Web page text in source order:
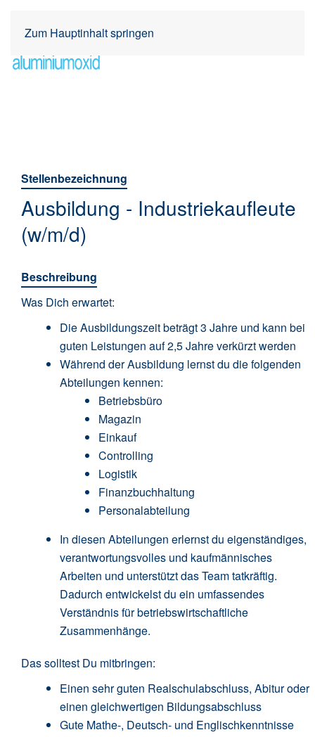
Zum Hauptinhalt springen
Stellenbezeichnung
Ausbildung - Industriekaufleute
(w/m/d)
Beschreibung
Was Dich erwartet:
Die Ausbildungszeit beträgt 3 Jahre und kann bei
guten Leistungen auf 2,5 Jahre verkürzt werden
Während der Ausbildung lernst du die folgenden
Abteilungen kennen:
Betriebsbüro
Magazin
Einkauf
Controlling
Logistik
Finanzbuchhaltung
Personalabteilung
In diesen Abteilungen erlernst du eigenständiges,
verantwortungsvolles und kaufmännisches
Arbeiten und unterstützt das Team tatkräftig.
Dadurch entwickelst du ein umfassendes
Verständnis für betriebswirtschaftliche
Zusammenhänge.
Das solltest Du mitbringen:
Einen sehr guten Realschulabschluss, Abitur oder
einen gleichwertigen Bildungsabschluss
Gute Mathe-, Deutsch- und Englischkenntnisse